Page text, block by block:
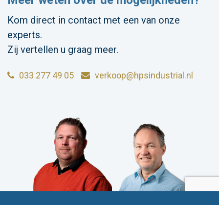
Kom direct in contact met een van onze
experts.
Zij vertellen u graag meer.
033 277 49 05 verkoop@hpsindustrial.nl